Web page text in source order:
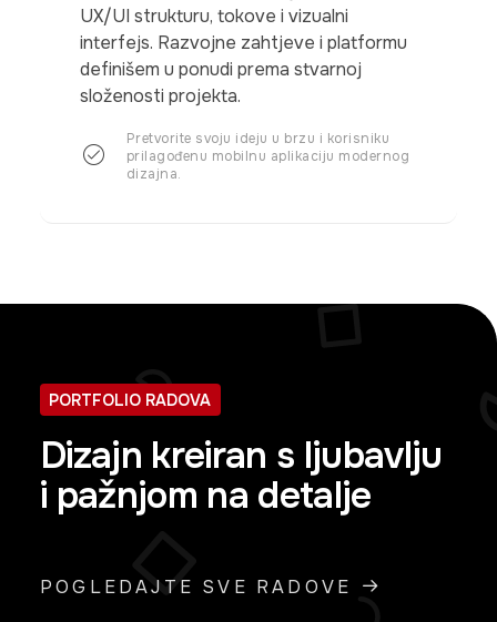
UX/UI strukturu, tokove i vizualni
interfejs. Razvojne zahtjeve i platformu
definišem u ponudi prema stvarnoj
složenosti projekta.
Pretvorite svoju ideju u brzu i korisniku
prilagođenu mobilnu aplikaciju modernog
dizajna.
PORTFOLIO RADOVA
Dizajn kreiran s ljubavlju
i pažnjom na detalje
POGLEDAJTE SVE RADOVE